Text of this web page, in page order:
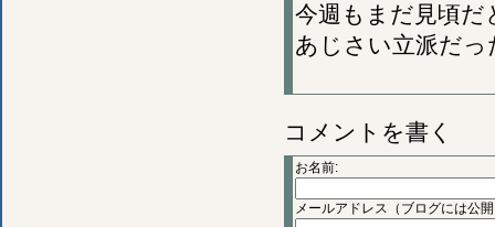
今週もまだ見頃
あじさい立派だっ
コメントを書く
お名前:
メールアドレス（ブログには公